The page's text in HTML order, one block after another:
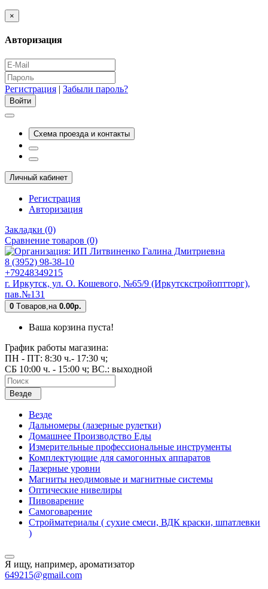
×
Авторизация
Регистрация | Забыли пароль?
Схема проезда и контакты
Личный кабинет
Регистрация
Авторизация
Закладки (0)
Сравнение товаров (0)
8 (3952) 98-38-10
+79248349215
г. Иркутск, ул. О. Кошевого, №65/9 (Иркутскстройоптторг),
пав.№131
0 Tоваров, на 0.00р.
Ваша корзина пуста!
График работы магазина:
ПН - ПТ: 8:30 ч.- 17:30 ч;
СБ 10:00 ч. - 15:00 ч; ВС.: выходной
Везде
Везде
Дальномеры (лазерные рулетки)
Домашнее Производство Еды
Измерительные профессиональные инструменты
Комплектующие для самогонных аппаратов
Лазерные уровни
Магниты неодимовые и магнитные системы
Оптические нивелиры
Пивоварение
Самоговарение
Стройматериалы ( сухие смеси, ВДК краски, шпатлевки
)
Я ищу, например, ароматизатор
649215@gmail.com